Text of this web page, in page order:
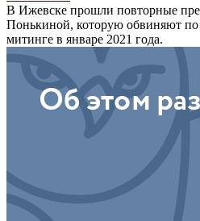
В Ижевске прошли повторные
Понькиной, которую обвиняют по
митинге в январе 2021 года.